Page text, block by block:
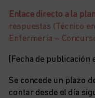
Enlace directo a la
respuestas (Técnico
Enfermería –
[Fecha de publicación
Se concede un plazo
contar desde el día